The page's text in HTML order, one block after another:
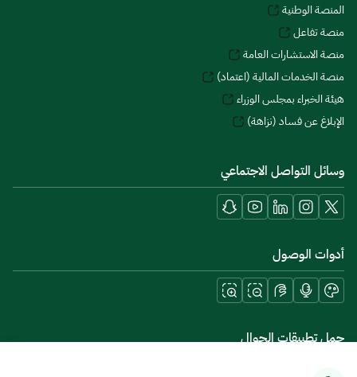
المنصة الوطنية
منصة تفاعل
منصة الاستشارات العامة
منصة الخدمات المالية (اعتماد)
هيئة الخبراء بمجلس الوزراء
الإبلاغ عن فساد (نزاهة)
وسائل التواصل الاجتماعي
أدوات الوصول
حمل تطبيقات الجوال